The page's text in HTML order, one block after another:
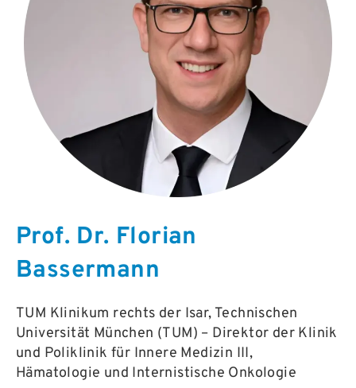
Prof. Dr. Florian
Bassermann
TUM Klinikum rechts der Isar, Technischen
Universität München (TUM) – Direktor der Klinik
und Poliklinik für Innere Medizin III,
Hämatologie und Internistische Onkologie